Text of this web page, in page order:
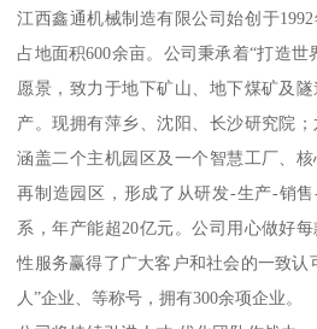
江西鑫通机械制造有限公司始创于
占地面积600余亩。公司秉承着“打造
愿景，致力于地下矿山、地下煤矿及
产。现拥有萍乡、沈阳、长沙研究院
涵盖二个主机园区及一个智慧工厂、核
再制造园区，形成了从研发-生产-销
系，年产能超20亿元。公司用心做好
性服务赢得了广大客户和社会的一致认
人”企业、等称号，拥有300余项企业。